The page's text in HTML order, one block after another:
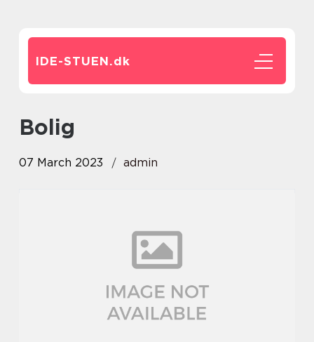
IDE-STUEN.dk
bolig
07 March 2023 admin